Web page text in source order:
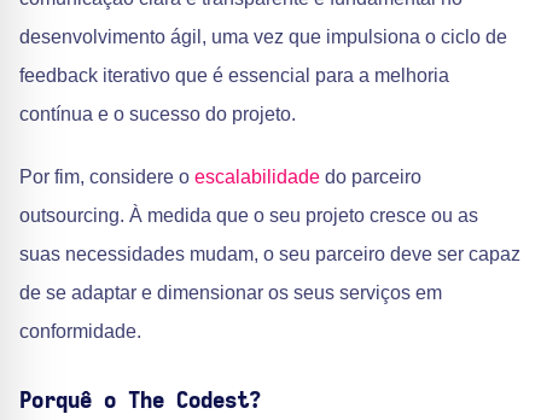
desenvolvimento ágil, uma vez que impulsiona o ciclo de
feedback iterativo que é essencial para a melhoria
contínua e o sucesso do projeto.
Por fim, considere o escalabilidade do parceiro
outsourcing. À medida que o seu projeto cresce ou as
suas necessidades mudam, o seu parceiro deve ser capaz
de se adaptar e dimensionar os seus serviços em
conformidade.
Porquê o The Codest?